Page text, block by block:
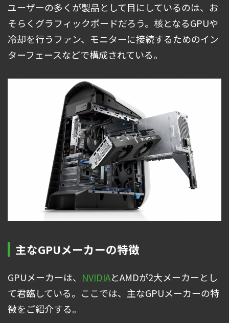
ユーザーの多くが製品として目にしているのは、お
そらくグラフィックボードだろう。核となるGPUや
冷却を行うファン、モニターに接続するためのイン
ターフェースなどで構成されている。
主なGPUメーカーの特徴
GPUメーカーは、 NVIDIAとAMDが2大メーカーとし
て君臨している。ここでは、主なGPUメーカーの特
徴をご紹介する。